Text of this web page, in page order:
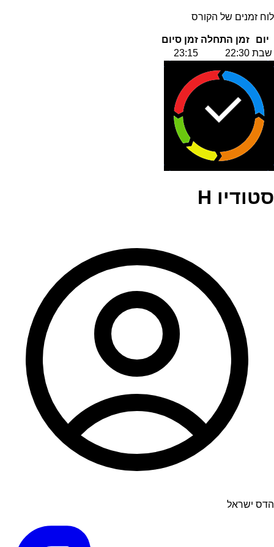
לוח זמנים של הקורס
יום זמן התחלה זמן סיום
שבת 22:30
23:15
סטודיו H
הדס ישראל